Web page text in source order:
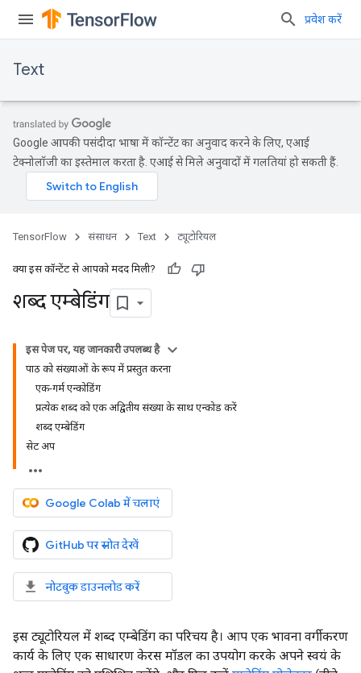
प्रवेश करें
Text
Google आपकी पसंदीदा भाषा में कॉन्टेंट का अनुवाद करने के लिए, एआई
टेक्नोलॉजी का इस्तेमाल करता है. एआई से मिले अनुवादों में गलतियां हो सकती हैं.
TensorFlow संसाधन Text ट्यूटोरियल
क्या इस कॉन्टेंट से आपको मदद मिली?
शब्द एम्बेडिंग
इस पेज पर, यह जानकारी उपलब्ध है
पाठ को संख्याओं के रूप में प्रस्तुत करना
एक-गर्म एन्कोडिंग
प्रत्येक शब्द को एक अद्वितीय संख्या के साथ एन्कोड करें
शब्द एम्बेडिंग
सेट अप
Google Colab में चलाएं
GitHub पर स्रोत देखें
नोटबुक डाउनलोड करें
इस ट्यूटोरियल में शब्द एम्बेडिंग का परिचय है। आप एक भावना वर्गीकरण
कार्य के लिए एक साधारण केरस मॉडल का उपयोग करके अपने स्वयं के